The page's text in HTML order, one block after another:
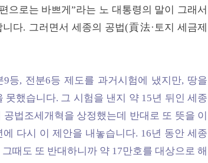
으로는 바쁘게”라는 노 대통령의 말이 그래서
다. 그러면서 세종의 공법(貢法·토지 세금제
등, 전분6등 제도를 과거시험에 냈지만, 땅을
했습니다. 그 시험을 낸지 약 15년 뒤인 세종
법조세개혁을 상정했는데 반대로 또 뜻을 이
다시 이 제안을 내놓습니다. 16년 동안 세종
때도 또 반대하니까 약 17만호를 대상으로 해